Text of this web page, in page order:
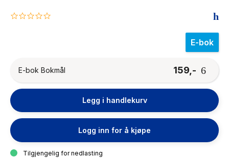
0.0
E-bok
E-bok Bokmål 159,-
Legg i handlekurv
Logg inn for å kjøpe
Tilgjengelig for nedlasting